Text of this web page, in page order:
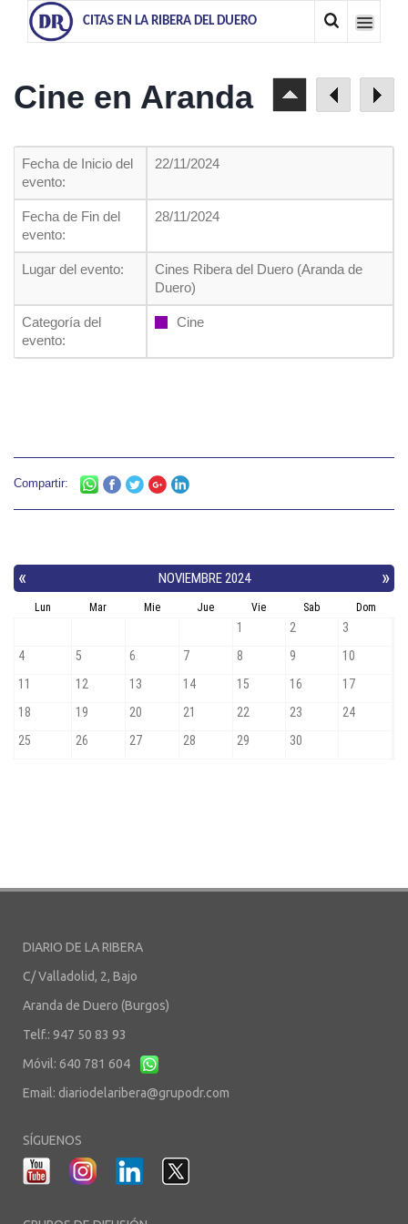
CITAS EN LA RIBERA DEL DUERO
Cine en Aranda
Fecha de Inicio del
evento:
22/11/2024
Fecha de Fin del
evento:
28/11/2024
Lugar del evento:
Cines Ribera del Duero (Aranda de
Duero)
Categoría del
evento:
Cine
Compartir:
DIARIO DE LA RIBERA
C/ Valladolid, 2, Bajo
Aranda de Duero (Burgos)
Telf.: 947 50 83 93
Móvil: 640 781 604
Email: diariodelaribera@grupodr.com
SÍGUENOS